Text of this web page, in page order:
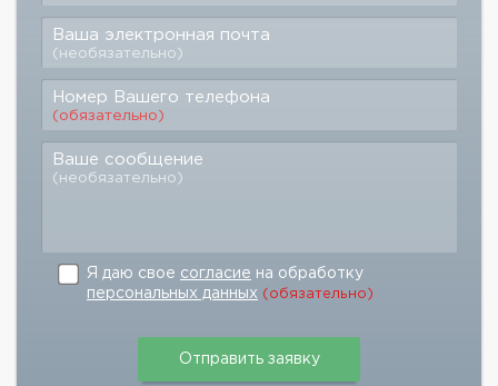
Ваша электронная почта
(необязательно)
Номер Вашего телефона
(обязательно)
Ваше сообщение
(необязательно)
Я даю свое согласие на обработку
персональных данных (обязательно)